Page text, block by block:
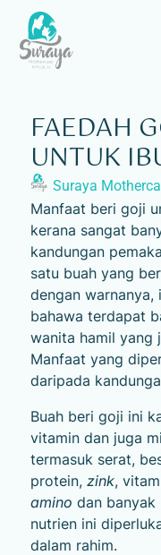
FAEDAH
UNTUK
Suraya
Manfaat beri goji
kerana sangat
kandungan
satu buah yang
dengan warnanya,
bahawa terdapat
wanita hamil yang
Manfaat yang
daripada
Buah beri goji ini
vitamin dan juga
termasuk serat,
protein, zink,
amino dan banyak
nutrien ini
dalam rahim.